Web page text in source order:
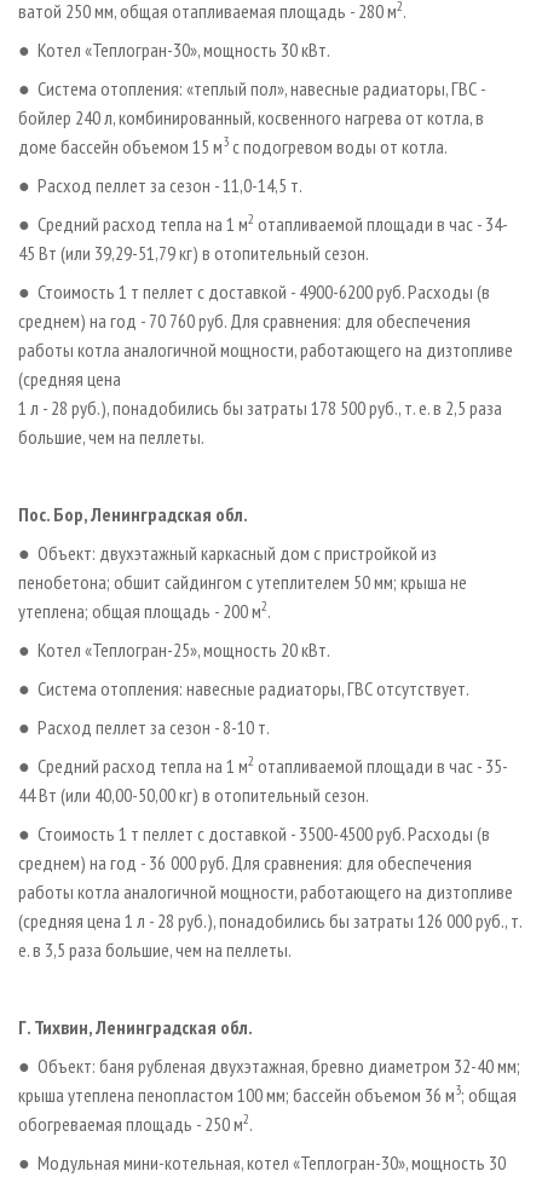
ватой 250 мм, общая отапливаемая площадь - 280 м2.
● Котел «Теплогран­-30», мощность 30 кВт.
● Система отопления: «теплый пол», навесные радиаторы, ГВС -
бойлер 240 л, комбинированный, косвенного нагрева от котла, в
доме бассейн объемом 15 м3 с подогревом воды от котла.
● Расход пеллет за сезон - 11,0-14,5 т.
● Средний расход тепла на 1 м2 отапливаемой площади в час - 34-
45 Вт (или 39,29-51,79 кг) в отопительный сезон.
● Стоимость 1 т пеллет с доставкой - 4900-6200 руб. Расходы (в
среднем) на год - 70 760 руб. Для сравнения: для обеспечения
работы котла аналогичной мощности, работающего на дизтопливе
(средняя цена
1 л - 28 руб.), понадобились бы затраты 178 500 руб., т. е. в 2,5 раза
большие, чем на пеллеты.
Пос. Бор, Ленинградская обл.
● Объект: двухэтажный каркасный дом с пристройкой из
пенобетона; обшит сайдингом с утеплителем 50 мм; крыша не
утеплена; общая площадь - 200 м2.
● Котел «Теплогран­-25», мощность 20 кВт.
● Система отопления: навесные радиаторы, ГВС отсутствует.
● Расход пеллет за сезон - 8-10 т.
● Средний расход тепла на 1 м2 отапливаемой площади в час - 35-
44 Вт (или 40,00-50,00 кг) в отопительный сезон.
● Стоимость 1 т пеллет с доставкой - 3500-4500 руб. Расходы (в
среднем) на год - 36 000 руб. Для сравнения: для обеспечения
работы котла аналогичной мощности, работающего на дизтопливе
(средняя цена 1 л - 28 руб.), понадобились бы затраты 126 000 руб., т.
е. в 3,5 раза большие, чем на пеллеты.
Г. Тихвин, Ленинградская обл.
● Объект: баня рубленая двухэтажная, бревно диаметром 32-40 мм;
крыша утеплена пенопластом 100 мм; бассейн объемом 36 м3; общая
обогреваемая площадь - 250 м2.
● Модульная мини­-котельная, котел «Теплогран­-30», мощность 30